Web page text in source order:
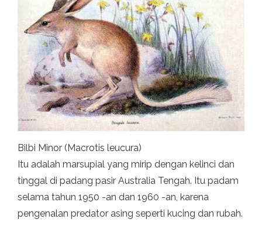
Bilbi Minor (Macrotis leucura)
Itu adalah marsupial yang mirip dengan kelinci dan
tinggal di padang pasir Australia Tengah. Itu padam
selama tahun 1950 -an dan 1960 -an, karena
pengenalan predator asing seperti kucing dan rubah.